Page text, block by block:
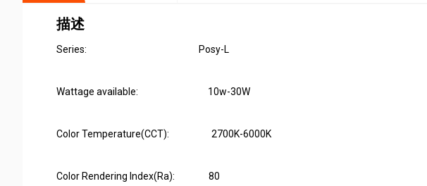
描述
Series: Posy-L
Wattage available: 10w-30W
Color Temperature(CCT): 2700K-6000K
Color Rendering Index(Ra): 80